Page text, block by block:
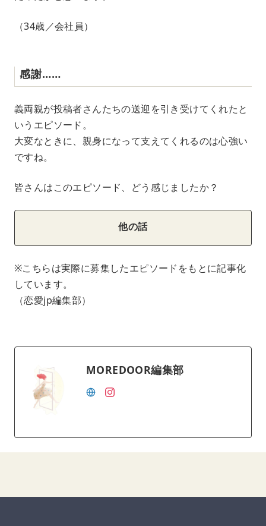
（34歳／会社員）
感謝……
義両親が投稿者さんたちの送迎を引き受けてくれたと
いうエピソード。
大変なときに、親身になって支えてくれるのは心強い
ですね。
皆さんはこのエピソード、どう感じましたか？
他の話
※こちらは実際に募集したエピソードをもとに記事化
しています。
（恋愛jp編集部）
MOREDOOR編集部